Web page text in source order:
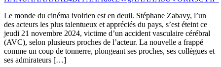
Le monde du cinéma ivoirien est en deuil. Stéphane Zabavy, l’un
des acteurs les plus talentueux et appréciés du pays, s’est éteint ce
jeudi 21 novembre 2024, victime d’un accident vasculaire cérébral
(AVC), selon plusieurs proches de l’acteur. La nouvelle a frappé
comme un coup de tonnerre, plongeant ses proches, ses collègues et
ses admirateurs […]